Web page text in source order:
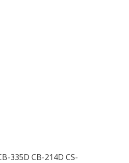
335D CB-214D CS-